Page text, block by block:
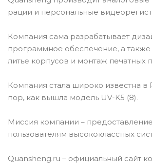
рации и персональные
Компания сама разрабатывает
программное обеспечение, а
литье корпусов и монтаж печатных
Компания стала широко известна в
пор, как вышла модель UV-K5 (8).
Миссия компании – предоставление
пользователям высококлассных
Quansheng.ru – официальный сайт